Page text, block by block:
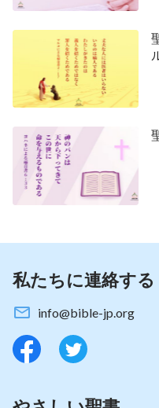
私たちに連絡する
info@bible-jp.org